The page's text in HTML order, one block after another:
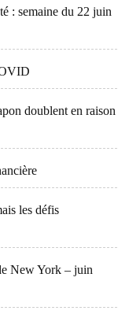
: semaine du 22 juin
doublent en raison
les défis
New York – juin